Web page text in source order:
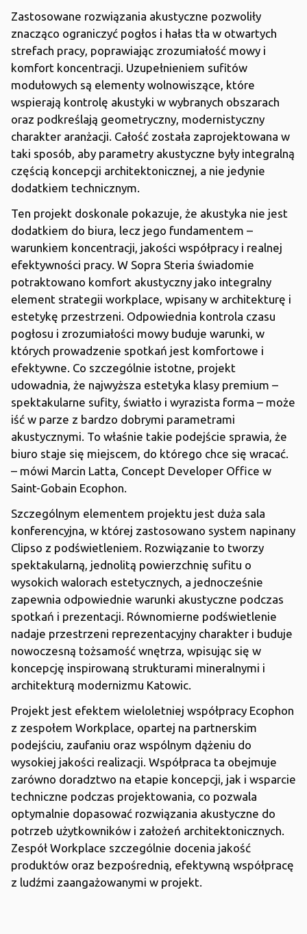
Zastosowane rozwiązania akustyczne pozwoliły
znacząco ograniczyć pogłos i hałas tła w otwartych
strefach pracy, poprawiając zrozumiałość mowy i
komfort koncentracji. Uzupełnieniem sufitów
modułowych są elementy wolnowiszące, które
wspierają kontrolę akustyki w wybranych obszarach
oraz podkreślają geometryczny, modernistyczny
charakter aranżacji. Całość została zaprojektowana w
taki sposób, aby parametry akustyczne były integralną
częścią koncepcji architektonicznej, a nie jedynie
dodatkiem technicznym.
Ten projekt doskonale pokazuje, że akustyka nie jest
dodatkiem do biura, lecz jego fundamentem –
warunkiem koncentracji, jakości współpracy i realnej
efektywności pracy. W Sopra Steria świadomie
potraktowano komfort akustyczny jako integralny
element strategii workplace, wpisany w architekturę i
estetykę przestrzeni. Odpowiednia kontrola czasu
pogłosu i zrozumiałości mowy buduje warunki, w
których prowadzenie spotkań jest komfortowe i
efektywne. Co szczególnie istotne, projekt
udowadnia, że najwyższa estetyka klasy premium –
spektakularne sufity, światło i wyrazista forma – może
iść w parze z bardzo dobrymi parametrami
akustycznymi. To właśnie takie podejście sprawia, że
biuro staje się miejscem, do którego chce się wracać.
– mówi Marcin Latta, Concept Developer Office w
Saint-Gobain Ecophon.
Szczególnym elementem projektu jest duża sala
konferencyjna, w której zastosowano system napinany
Clipso z podświetleniem. Rozwiązanie to tworzy
spektakularną, jednolitą powierzchnię sufitu o
wysokich walorach estetycznych, a jednocześnie
zapewnia odpowiednie warunki akustyczne podczas
spotkań i prezentacji. Równomierne podświetlenie
nadaje przestrzeni reprezentacyjny charakter i buduje
nowoczesną tożsamość wnętrza, wpisując się w
koncepcję inspirowaną strukturami mineralnymi i
architekturą modernizmu Katowic.
Projekt jest efektem wieloletniej współpracy Ecophon
z zespołem Workplace, opartej na partnerskim
podejściu, zaufaniu oraz wspólnym dążeniu do
wysokiej jakości realizacji. Współpraca ta obejmuje
zarówno doradztwo na etapie koncepcji, jak i wsparcie
techniczne podczas projektowania, co pozwala
optymalnie dopasować rozwiązania akustyczne do
potrzeb użytkowników i założeń architektonicznych.
Zespół Workplace szczególnie docenia jakość
produktów oraz bezpośrednią, efektywną współpracę
z ludźmi zaangażowanymi w projekt.